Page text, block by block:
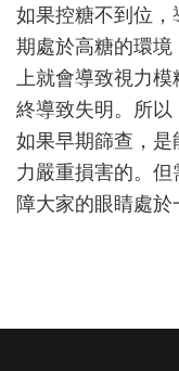
如果控糖不到位
期處於高糖的環
上就會導致視力
終導致失明。所
如果早期篩查，
力嚴重損害的。
障大家的眼睛處於